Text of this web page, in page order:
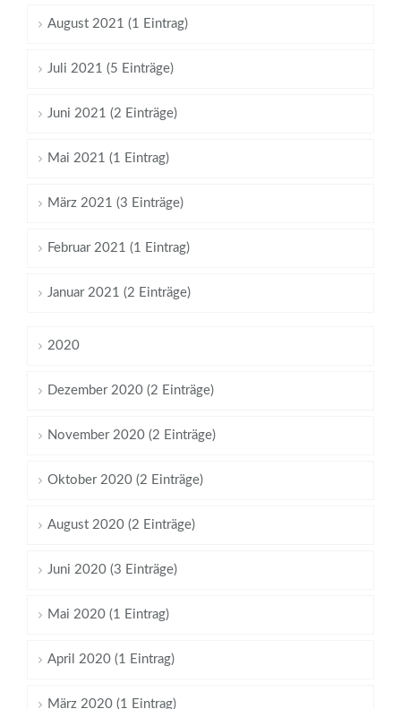
August 2021 (1 Eintrag)
Juli 2021 (5 Einträge)
Juni 2021 (2 Einträge)
Mai 2021 (1 Eintrag)
März 2021 (3 Einträge)
Februar 2021 (1 Eintrag)
Januar 2021 (2 Einträge)
2020
Dezember 2020 (2 Einträge)
November 2020 (2 Einträge)
Oktober 2020 (2 Einträge)
August 2020 (2 Einträge)
Juni 2020 (3 Einträge)
Mai 2020 (1 Eintrag)
April 2020 (1 Eintrag)
März 2020 (1 Eintrag)